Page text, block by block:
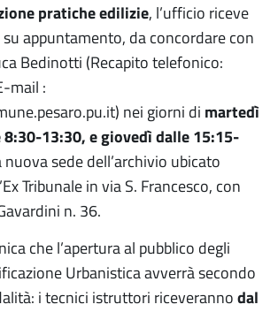
pratiche edilizie, l’ufficio riceve
appuntamento, da concordare con
Bedinotti (Recapito telefonico:
mail :
nei giorni di martedì
13:30, e giovedì dalle 15:15-
nuova sede dell’archivio ubicato
Tribunale in via S. Francesco, con
n. 36.
che l’apertura al pubblico degli
Urbanistica avverrà secondo
i tecnici istruttori riceverannodal